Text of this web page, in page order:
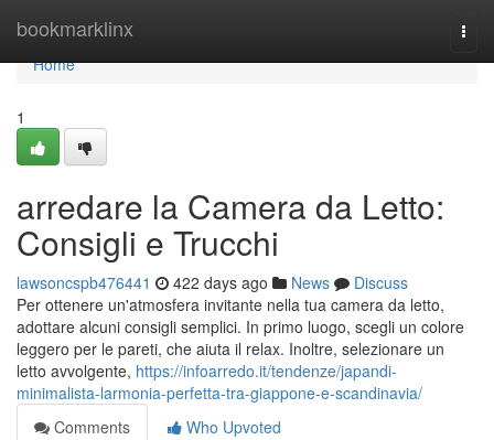
bookmarklinx
Home
Home
1
arredare la Camera da Letto:
Consigli e Trucchi
lawsoncspb476441 422 days ago News
Discuss
Per ottenere un'atmosfera invitante nella tua camera da letto,
adottare alcuni consigli semplici. In primo luogo, scegli un colore
leggero per le pareti, che aiuta il relax. Inoltre, selezionare un
letto avvolgente, https://infoarredo.it/tendenze/japandi-
minimalista-larmonia-perfetta-tra-giappone-e-scandinavia/
Comments
Who Upvoted